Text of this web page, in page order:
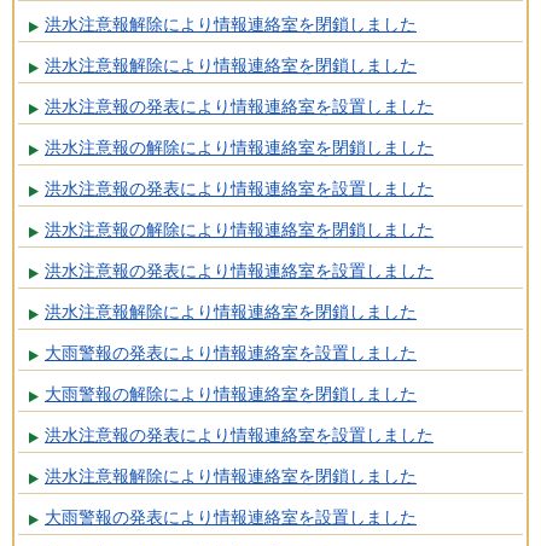
洪水注意報解除により情報連絡室を閉鎖しました
洪水注意報解除により情報連絡室を閉鎖しました
洪水注意報の発表により情報連絡室を設置しました
洪水注意報の解除により情報連絡室を閉鎖しました
洪水注意報の発表により情報連絡室を設置しました
洪水注意報の解除により情報連絡室を閉鎖しました
洪水注意報の発表により情報連絡室を設置しました
洪水注意報解除により情報連絡室を閉鎖しました
大雨警報の発表により情報連絡室を設置しました
大雨警報の解除により情報連絡室を閉鎖しました
洪水注意報の発表により情報連絡室を設置しました
洪水注意報解除により情報連絡室を閉鎖しました
大雨警報の発表により情報連絡室を設置しました